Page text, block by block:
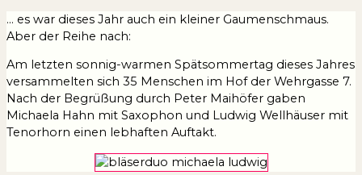
… es war dieses Jahr auch ein kleiner Gaumenschmaus.
Aber der Reihe nach:
Am letzten sonnig-warmen Spätsommertag dieses Jahres
versammelten sich 35 Menschen im Hof der Wehrgasse 7.
Nach der Begrüßung durch Peter Maihöfer gaben
Michaela Hahn mit Saxophon und Ludwig Wellhäuser mit
Tenorhorn einen lebhaften Auftakt.